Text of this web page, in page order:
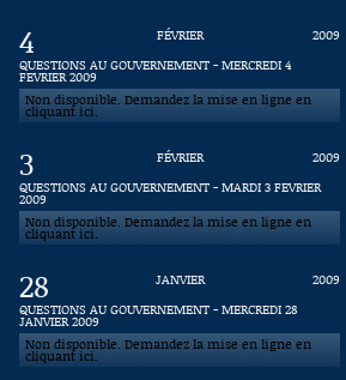
4 FÉVRIER
2009
QUESTIONS AU GOUVERNEMENT - MERCREDI 4
FEVRIER 2009
Non disponible. Demandez la mise en ligne en
cliquant ici.
3 FÉVRIER
2009
QUESTIONS AU GOUVERNEMENT - MARDI 3 FEVRIER
2009
Non disponible. Demandez la mise en ligne en
cliquant ici.
28 JANVIER
2009
QUESTIONS AU GOUVERNEMENT - MERCREDI 28
JANVIER 2009
Non disponible. Demandez la mise en ligne en
cliquant ici.